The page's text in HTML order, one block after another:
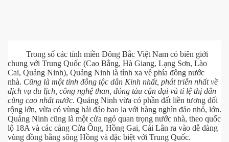
Trong số các tỉnh miền Đông Bắc Việt Nam có biên giới
chung với Trung Quốc (Cao Bằng, Hà Giang, Lạng Sơn, Lào
Cai, Quảng Ninh), Quảng Ninh là tỉnh xa về phía đông nước
nhà. Cũng là một tỉnh đông tộc dân Kinh nhất, phát triễn nhất về
dịch vụ du lịch, công nghệ than, đóng tàu cận đại và tỉ lệ thị dân
cũng cao nhất nước. Quảng Ninh vừa có phần đất liền tương đối
rộng lớn, vừa có vùng hải đảo bao la với hàng nghìn đảo nhỏ, lớn.
Quảng Ninh cũng là một cửa ngỏ quan trọng nước nhà, theo quốc
lộ 18A và các cảng Cửa Ông, Hồng Gai, Cái Lân ra vào dễ dàng
vùng đồng bằng sông Hồng và đặc biệt với Trung Quốc.